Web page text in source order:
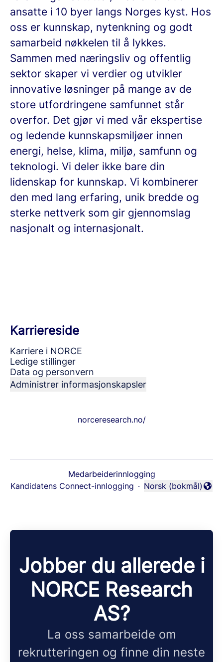
ansatte i 10 byer langs Norges kyst. Hos
oss er kunnskap, nytenkning og godt
samarbeid nøkkelen til å lykkes.
Sammen med næringsliv og offentlig
sektor skaper vi verdier og utvikler
innovative løsninger på mange av de
store utfordringene samfunnet står
overfor. Det gjør vi med vår ekspertise
og ledende kunnskapsmiljøer innen
energi, helse, klima, miljø, samfunn og
teknologi. Vi deler ikke bare din
lidenskap for kunnskap. Vi kombinerer
den med lang erfaring, unik bredde og
sterke nettverk som gir gjennomslag
nasjonalt og internasjonalt.
Karriereside
Karriere i NORCE
Ledige stillinger
Data og personvern
Administrer informasjonskapsler
norceresearch.no/
Medarbeiderinnlogging
Kandidatens Connect-innlogging ·
Endre språk
Norsk (bokmål)
Jobber du allerede i
NORCE Research
AS?
La oss samarbeide om
rekrutteringen og finne din neste